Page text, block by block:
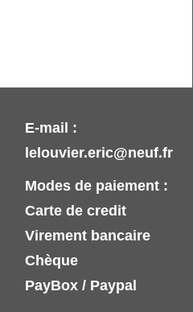
E-mail :
lelouvier.eric@neuf.fr
Modes de paiement :
Carte de credit
Virement bancaire
Chèque
PayBox / Paypal